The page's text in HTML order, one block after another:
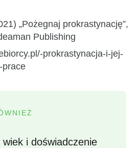
„Pożegnaj prokrastynację”,
Publishing
prokrastynacja-i-jej-
prace
wiek i doświadczenie